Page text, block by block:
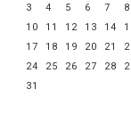
3
4 5 6 7 8
10
11 12 13 14
17
18 19 20 21
24
25 26 27 28
31